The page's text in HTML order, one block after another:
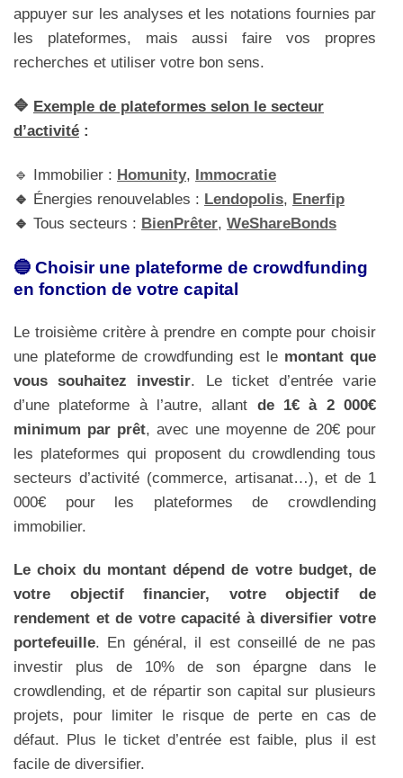
appuyer sur les analyses et les notations fournies par
les plateformes, mais aussi faire vos propres
recherches et utiliser votre bon sens.
🔷 Exemple de plateformes selon le secteur
d’activité :
🔹 Immobilier : Homunity, Immocratie
🔹 Énergies renouvelables : Lendopolis, Enerfip
🔹 Tous secteurs : BienPrêter, WeShareBonds
🔵 Choisir une plateforme de crowdfunding
en fonction de votre capital
Le troisième critère à prendre en compte pour choisir
une plateforme de crowdfunding est le montant que
vous souhaitez investir. Le ticket d’entrée varie
d’une plateforme à l’autre, allant de 1€ à 2 000€
minimum par prêt, avec une moyenne de 20€ pour
les plateformes qui proposent du crowdlending tous
secteurs d’activité (commerce, artisanat…), et de 1
000€ pour les plateformes de crowdlending
immobilier.
Le choix du montant dépend de votre budget, de
votre objectif financier, votre objectif de
rendement et de votre capacité à diversifier votre
portefeuille. En général, il est conseillé de ne pas
investir plus de 10% de son épargne dans le
crowdlending, et de répartir son capital sur plusieurs
projets, pour limiter le risque de perte en cas de
défaut. Plus le ticket d’entrée est faible, plus il est
facile de diversifier.